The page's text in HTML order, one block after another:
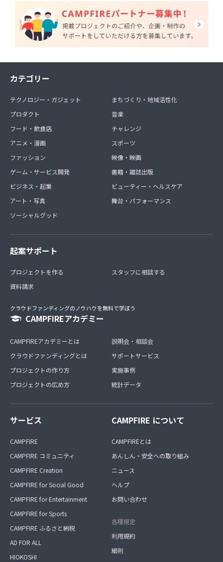
カテゴリー
テクノロジー・ガジェット
プロダクト
フード・飲食店
アニメ・漫画
ファッション
ゲーム・サービス開発
ビジネス・起業
アート・写真
ソーシャルグッド
まちづくり・地域活性化
音楽
チャレンジ
スポーツ
映像・映画
書籍・雑誌出版
ビューティー・ヘルスケア
舞台・パフォーマンス
起案サポート
プロジェクトを作る
資料請求
スタッフに相談する
クラウドファンディングのノウハウを無料で学ぼう
CAMPFIREアカデミー
CAMPFIREアカデミーとは
クラウドファンディングとは
プロジェクトの作り方
プロジェクトの広め方
説明会・相談会
サポートサービス
実施事例
統計データ
サービス
CAMPFIRE
CAMPFIRE コミュニティ
CAMPFIRE Creation
CAMPFIRE for Social Good
CAMPFIRE for Entertainment
CAMPFIRE for Sports
CAMPFIRE ふるさと納税
AD FOR ALL
HIOKOSHI
CAMPFIRE について
CAMPFIREとは
あんしん・安全への取り組み
ニュース
ヘルプ
お問い合わせ
各種規定
利用規約
細則